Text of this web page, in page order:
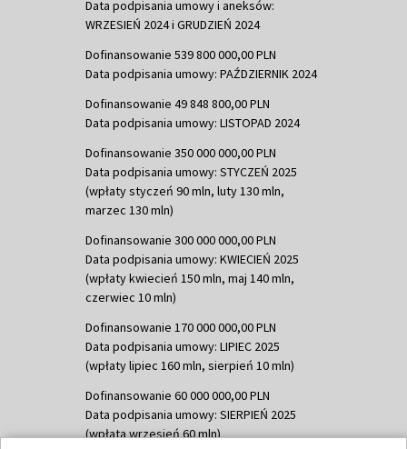
Data podpisania umowy i aneksów:
WRZESIEŃ 2024 i GRUDZIEŃ 2024
Dofinansowanie 539 800 000,00 PLN
Data podpisania umowy: PAŹDZIERNIK 2024
Dofinansowanie 49 848 800,00 PLN
Data podpisania umowy: LISTOPAD 2024
Dofinansowanie 350 000 000,00 PLN
Data podpisania umowy: STYCZEŃ 2025
(wpłaty styczeń 90 mln, luty 130 mln,
marzec 130 mln)
Dofinansowanie 300 000 000,00 PLN
Data podpisania umowy: KWIECIEŃ 2025
(wpłaty kwiecień 150 mln, maj 140 mln,
czerwiec 10 mln)
Dofinansowanie 170 000 000,00 PLN
Data podpisania umowy: LIPIEC 2025
(wpłaty lipiec 160 mln, sierpień 10 mln)
Dofinansowanie 60 000 000,00 PLN
Data podpisania umowy: SIERPIEŃ 2025
(wpłata wrzesień 60 mln)